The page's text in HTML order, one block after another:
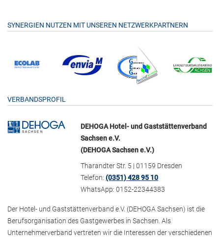
SYNERGIEN NUTZEN MIT UNSEREN NETZWERKPARTNERN
VERBANDSPROFIL
DEHOGA Hotel- und Gaststättenverband
Sachsen e.V.
(DEHOGA Sachsen e.V.)
Tharandter Str. 5 | 01159 Dresden
Telefon:(0351) 428 95 10
WhatsApp: 0152-22344383
Der Hotel- und Gaststättenverband e.V. (DEHOGA Sachsen) ist die
Berufsorganisation des Gastgewerbes in Sachsen. Als
Unternehmerverband vertreten wir die Interessen der verschiedenen